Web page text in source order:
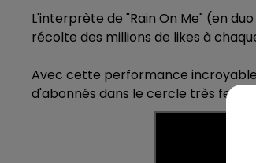
LA RADIO POP
L'interprète de "Rain On Me" (en
récolte des millions de likes à
Avec cette performance
d'abonnés dans le cercle très fermé